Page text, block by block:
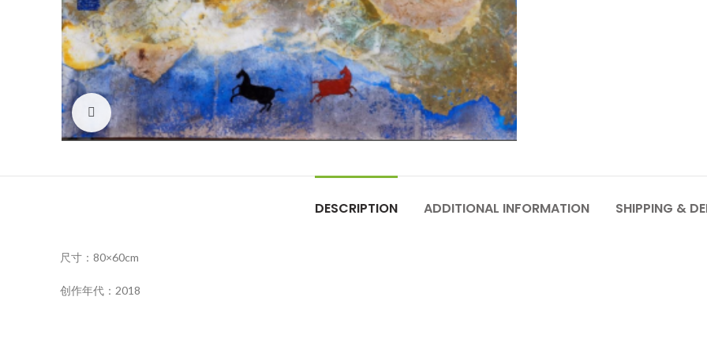
Click to enlarge
DESCRIPTION ADDITIONAL INFORMATION SHIPPING &
尺寸：80×60cm
创作年代：2018